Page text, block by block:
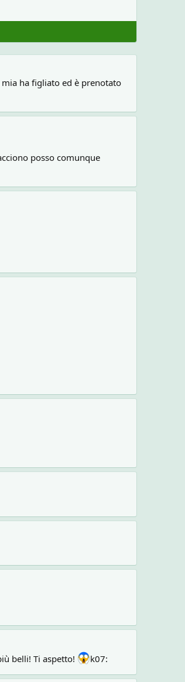
ha figliato ed è prenotato
posso comunque
belli! Ti aspetto!
k07: